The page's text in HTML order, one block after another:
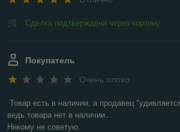
Сделка подтверждена через корзину
Покупатель
Очень плохо
Товар есть в наличии, а продавец
ведь товара нет в наличии...
Никому не советую.